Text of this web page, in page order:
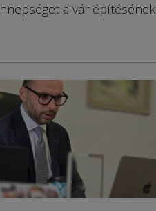
a vár építésének